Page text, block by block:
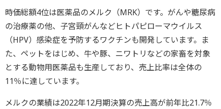
時価総額4位は医薬品のメルク（MRK）です。がんや糖尿病
の治療薬の他、子宮頸がんなどヒトパピローマウイルス
（HPV）感染症を予防するワクチンも開発しています。ま
た、ペットをはじめ、牛や豚、ニワトリなどの家畜を対象
とする動物用医薬品も生産しており、売上比率は全体の
11％に達しています。
メルクの業績は2022年12月期決算の売上高が前年比21.7％